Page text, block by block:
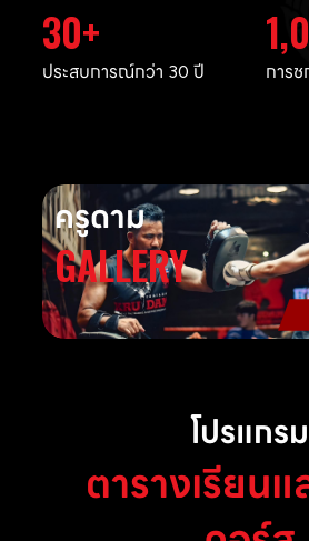
30
ประสบการณ์กว่า 30 ปี การ
ครูดาม
GALLERY
โปรแกรม
ตารางเรียนแ